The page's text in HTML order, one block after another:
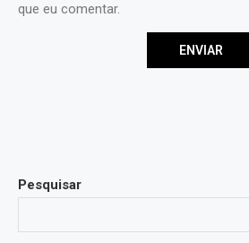
que eu comentar.
Pesquisar